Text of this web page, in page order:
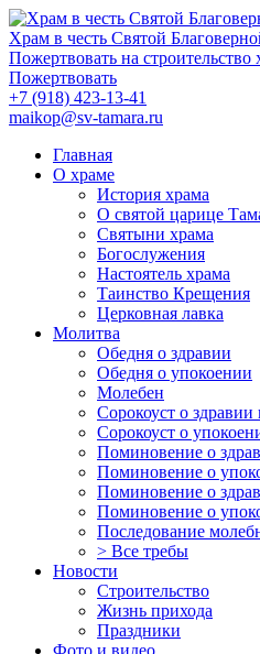
Храм в честь Святой
Пожертвовать на строительство
Пожертвовать
+7 (918) 423-13-41
maikop@sv-tamara.ru
Главная
О храме
История храма
О святой царице
Святыни храма
Богослужения
Настоятель храма
Таинство Крещения
Церковная лавка
Молитва
Обедня о здравии
Обедня о упокоении
Молебен
Сорокоуст о здравии
Сорокоуст о
Поминовение о
Поминовение о
Поминовение о
Поминовение о
Последование
> Все требы
Новости
Строительство
Жизнь прихода
Праздники
Фото и видео